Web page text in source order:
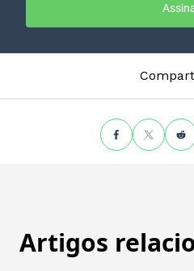
Artigos